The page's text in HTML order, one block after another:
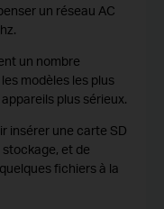
un réseau AC
un nombre
modèles les plus
plus sérieux.
insérer une carte SD
et de
fichiers à la